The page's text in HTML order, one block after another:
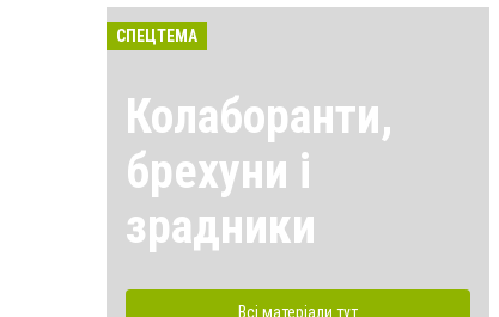
СПЕЦТЕМА
Колаборанти,
брехуни і
зрадники
Всі матеріали тут